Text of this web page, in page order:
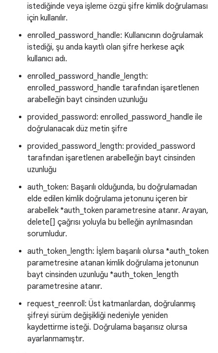
istediğinde veya işleme özgü şifre kimlik doğrulaması
için kullanılır.
enrolled_password_handle: Kullanıcının doğrulamak
istediği, şu anda kayıtlı olan şifre herkese açık
kullanıcı adı.
enrolled_password_handle_length:
enrolled_password_handle tarafından işaretlenen
arabelleğin bayt cinsinden uzunluğu
provided_password: enrolled_password_handle ile
doğrulanacak düz metin şifre
provided_password_length: provided_password
tarafından işaretlenen arabelleğin bayt cinsinden
uzunluğu
auth_token: Başarılı olduğunda, bu doğrulamadan
elde edilen kimlik doğrulama jetonunu içeren bir
arabellek *auth_token parametresine atanır. Arayan,
delete[] çağrısı yoluyla bu belleğin ayrılmasından
sorumludur.
auth_token_length: İşlem başarılı olursa *auth_token
parametresine atanan kimlik doğrulama jetonunun
bayt cinsinden uzunluğu *auth_token_length
parametresine atanır.
request_reenroll: Üst katmanlardan, doğrulanmış
şifreyi sürüm değişikliği nedeniyle yeniden
kaydettirme isteği. Doğrulama başarısız olursa
ayarlanmamıştır.